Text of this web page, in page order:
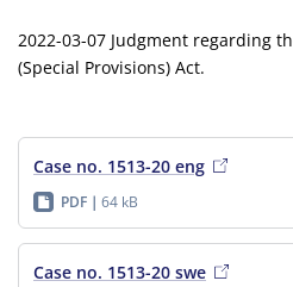
2022-03-07 Judgment regarding
(Special Provisions) Act.
Case no. 1513-20 eng
PDF 64 kB
Case no. 1513-20 swe